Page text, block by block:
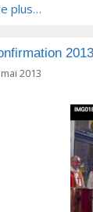
plus…
2013
2013